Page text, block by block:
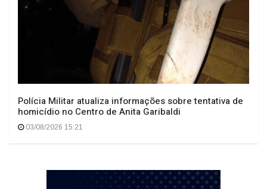
Polícia Militar atualiza informações sobre tentativa de
homicídio no Centro de Anita Garibaldi
03/08/2026 15:21